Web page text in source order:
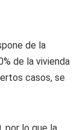
de la
de la vivienda
casos, se